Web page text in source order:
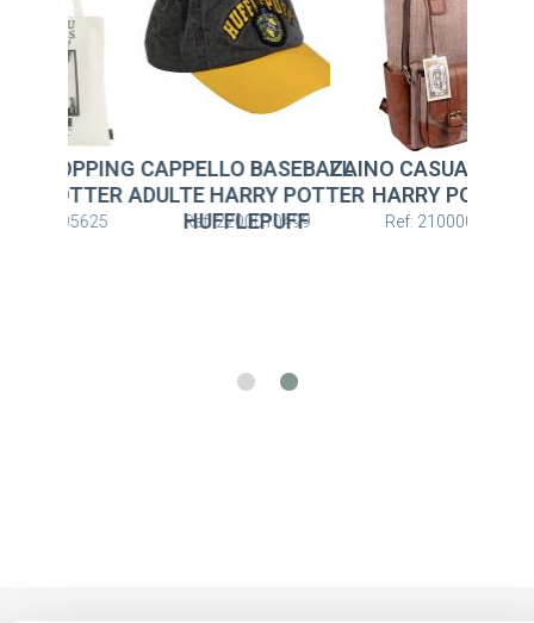
SHOPPING
POTTER
2100005625
CAPPELLO BASEBALL
ADULTE HARRY POTTER
HUFFLEPUFF
Ref: 2200010499
ZAINO CASUAL
HARRY POTTER
Ref: 2100003163